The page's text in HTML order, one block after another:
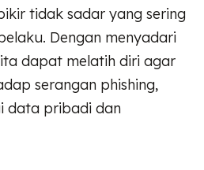
tidak sadar yang sering
Dengan menyadari
dapat melatih diri agar
serangan phishing,
data pribadi dan